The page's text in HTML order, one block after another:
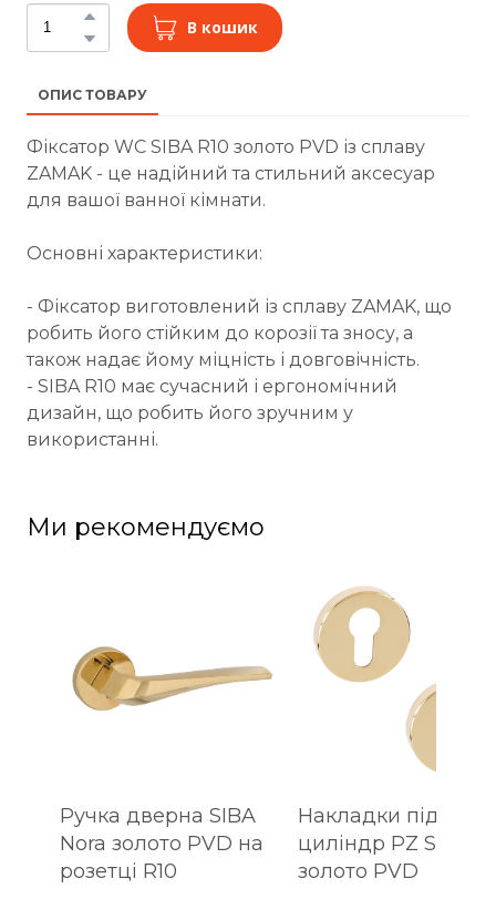
В кошик
ОПИС ТОВАРУ
Фіксатор WC SIBA R10 золото PVD із сплаву
ZAMAK - це надійний та стильний аксесуар
для вашої ванної кімнати.
Основні характеристики:
- Фіксатор виготовлений із сплаву ZAMAK, що
робить його стійким до корозії та зносу, а
також надає йому міцність і довговічність.
- SIBA R10 має сучасний і ергономічний
дизайн, що робить його зручним у
використанні.
Ми рекомендуємо
Ручка дверна SIBA
Nora золото PVD на
розетці R10
Накладки під
циліндр PZ SIBA
золото PVD